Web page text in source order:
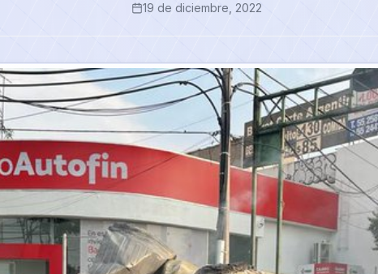
19 de diciembre, 2022